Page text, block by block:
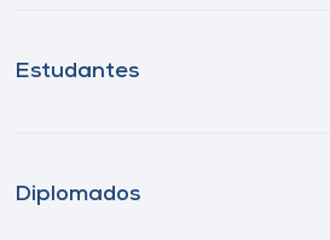
Estudantes
Diplomados